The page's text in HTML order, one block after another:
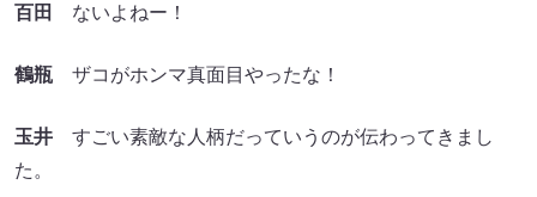
百田 ないよねー！
鶴瓶 ザコがホンマ真面目やったな！
玉井 すごい素敵な人柄だっていうのが伝わってきまし
た。